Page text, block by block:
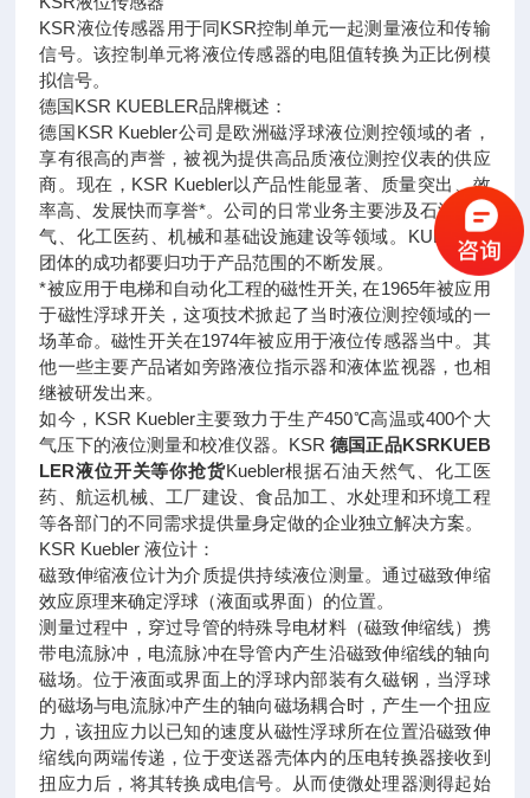
KSR液位传感器用于同KSR控制单元一起测量液位和传输
信号。该控制单元将液位传感器的电阻值转换为正比例模
拟信号。
德国KSR KUEBLER品牌概述：
德国KSR Kuebler公司是欧洲磁浮球液位测控领域的者，
享有很高的声誉，被视为提供高品质液位测控仪表的供应
商。现在，KSR Kuebler以产品性能显著、质量突出、效
率高、发展快而享誉*。公司的日常业务主要涉及石油天然
气、化工医药、机械和基础设施建设等领域。KUEBLER
团体的成功都要归功于产品范围的不断发展。
*被应用于电梯和自动化工程的磁性开关, 在1965年被应用
于磁性浮球开关，这项技术掀起了当时液位测控领域的一
场革命。磁性开关在1974年被应用于液位传感器当中。其
他一些主要产品诸如旁路液位指示器和液体监视器，也相
继被研发出来。
如今，KSR Kuebler主要致力于生产450℃高温或400个大
气压下的液位测量和校准仪器。KSR德国正品KSRKUEB
LER液位开关等你抢货Kuebler根据石油天然气、化工医
药、航运机械、工厂建设、食品加工、水处理和环境工程
等各部门的不同需求提供量身定做的企业独立解决方案。
KSR Kuebler 液位计：
磁致伸缩液位计为介质提供持续液位测量。通过磁致伸缩
效应原理来确定浮球（液面或界面）的位置。
测量过程中，穿过导管的特殊导电材料（磁致伸缩线）携
带电流脉冲，电流脉冲在导管内产生沿磁致伸缩线的轴向
磁场。位于液面或界面上的浮球内部装有久磁钢，当浮球
的磁场与电流脉冲产生的轴向磁场耦合时，产生一个扭应
力，该扭应力以已知的速度从磁性浮球所在位置沿磁致伸
缩线向两端传递，位于变送器壳体内的压电转换器接收到
扭应力后，将其转换成电信号。从而使微处理器测得起始